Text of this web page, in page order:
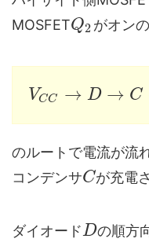
MOSFETQ2 がオンの
VCC → D → C
のルートで電流が流
コンデンサCが充電
ダイオードDの順方